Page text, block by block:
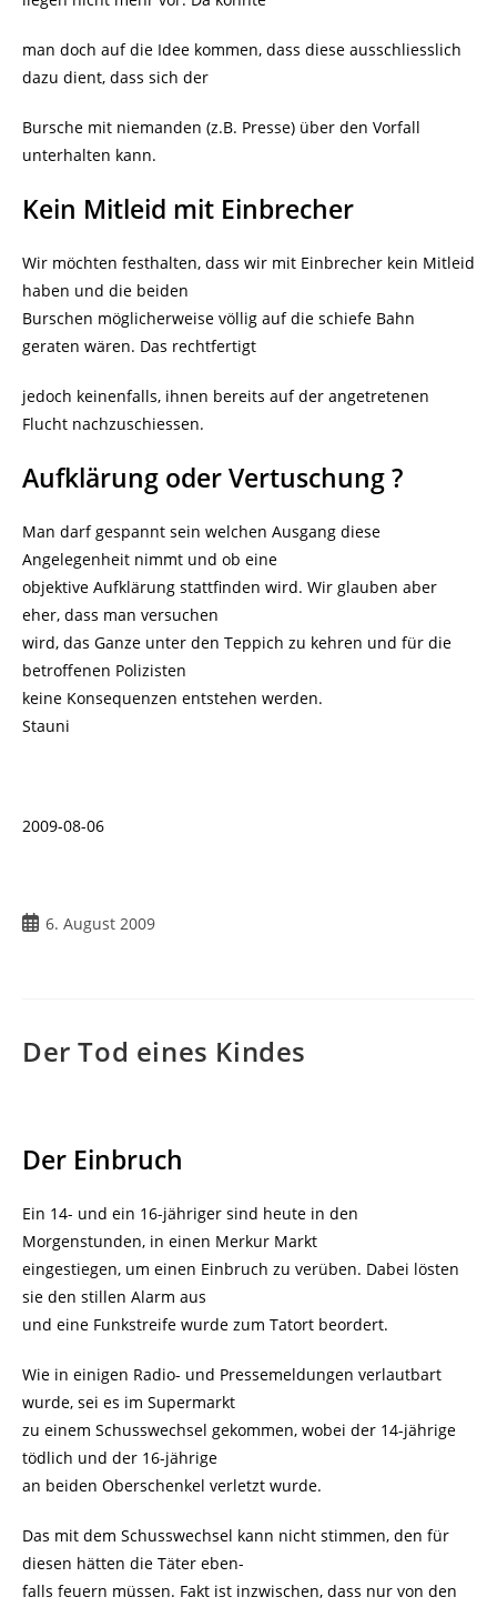
man doch auf die Idee kommen, dass diese ausschliesslich
dazu dient, dass sich der
Bursche mit niemanden (z.B. Presse) über den Vorfall
unterhalten kann.
Kein Mitleid mit Einbrecher
Wir möchten festhalten, dass wir mit Einbrecher kein Mitleid
haben und die beiden
Burschen möglicherweise völlig auf die schiefe Bahn
geraten wären. Das rechtfertigt
jedoch keinenfalls, ihnen bereits auf der angetretenen
Flucht nachzuschiessen.
Aufklärung oder Vertuschung ?
Man darf gespannt sein welchen Ausgang diese
Angelegenheit nimmt und ob eine
objektive Aufklärung stattfinden wird. Wir glauben aber
eher, dass man versuchen
wird, das Ganze unter den Teppich zu kehren und für die
betroffenen Polizisten
keine Konsequenzen entstehen werden.
Stauni
2009-08-06
Beitrag6. August 2009
Der Tod eines Kindes
Der Einbruch
Ein 14- und ein 16-jähriger sind heute in den
Morgenstunden, in einen Merkur Markt
eingestiegen, um einen Einbruch zu verüben. Dabei lösten
sie den stillen Alarm aus
und eine Funkstreife wurde zum Tatort beordert.
Wie in einigen Radio- und Pressemeldungen verlautbart
wurde, sei es im Supermarkt
zu einem Schusswechsel gekommen, wobei der 14-jährige
tödlich und der 16-jährige
an beiden Oberschenkel verletzt wurde.
Das mit dem Schusswechsel kann nicht stimmen, den für
diesen hätten die Täter eben-
falls feuern müssen. Fakt ist inzwischen, dass nur von den